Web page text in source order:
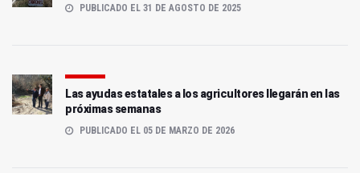
PUBLICADO EL 31 DE AGOSTO DE 2025
Las ayudas estatales a los agricultores llegarán en las
próximas semanas
PUBLICADO EL 05 DE MARZO DE 2026